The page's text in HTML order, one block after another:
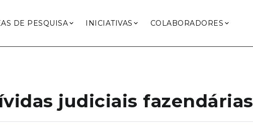
DE PESQUISA INICIATIVAS COLABORADORES
judiciais fazendárias